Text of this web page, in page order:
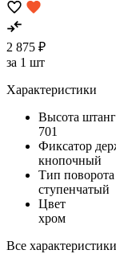
2 875 ₽
за 1 шт
Характеристики
Высота
701
Фиксатор
кнопочный
Тип поворота
ступенчатый
Цвет
хром
Все характеристики